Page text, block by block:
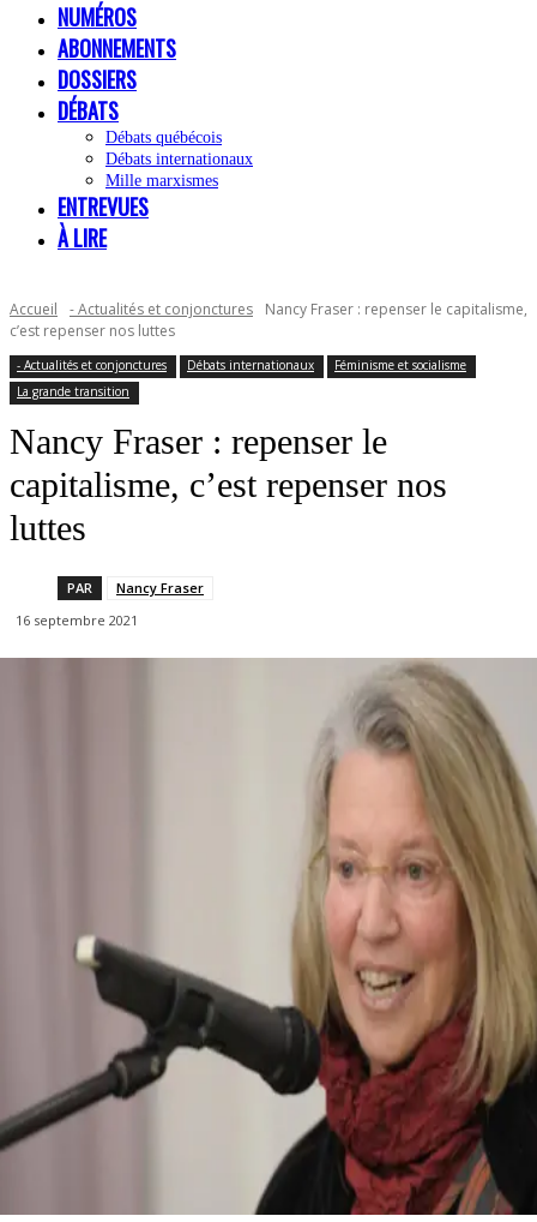
NUMÉROS
ABONNEMENTS
DOSSIERS
DÉBATS
Débats québécois
Débats internationaux
Mille marxismes
ENTREVUES
À LIRE
Accueil - Actualités et conjonctures
Nancy Fraser : repenser le capitalisme,
c’est repenser nos luttes
- Actualités et conjonctures Débats internationaux
Féminisme et socialisme
La grande transition
Nancy Fraser : repenser le
capitalisme, c’est repenser nos
luttes
PAR
Nancy Fraser
16 septembre 2021